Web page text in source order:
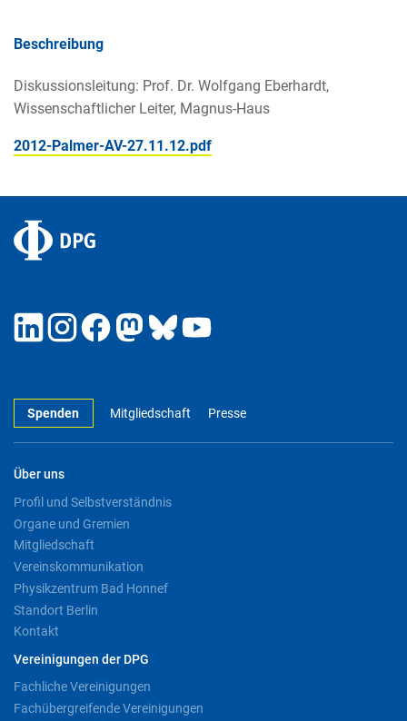
Beschreibung
Diskussionsleitung: Prof. Dr. Wolfgang Eberhardt,
Wissenschaftlicher Leiter, Magnus-Haus
2012-Palmer-AV-27.11.12.pdf
Spenden Mitgliedschaft Presse
Über uns
Profil und Selbstverständnis
Organe und Gremien
Mitgliedschaft
Vereinskommunikation
Physikzentrum Bad Honnef
Standort Berlin
Kontakt
Vereinigungen der DPG
Fachliche Vereinigungen
Fachübergreifende Vereinigungen